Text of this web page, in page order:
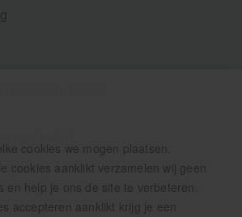
cookies we mogen plaatsen.
cookies aanklikt verzamelen wij geen
en help je ons de site te verbeteren.
accepteren aanklikt krijg je een
zijn van het laatste nieuws: